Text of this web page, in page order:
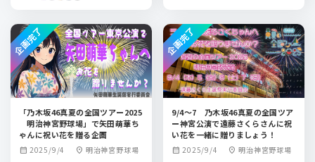
「乃木坂46真夏の全国ツアー2025
明治神宮野球場」で矢田萌華ち
ゃんに祝い花を贈る企画
calendar_month 2025/9/4 location_on 明治神宮野球場
企画完了
9/4～7 乃木坂46真夏の全国ツア
ー神宮公演で遠藤さくらさんに祝
い花を一緒に贈りましょう！
calendar_month 2025/9/4 location_on 明治神宮野球場
企画完了